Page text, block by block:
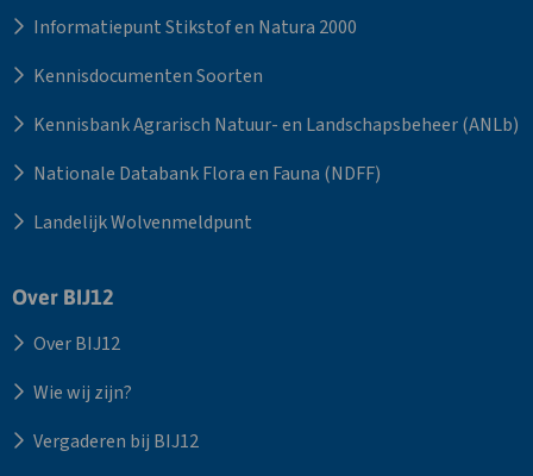
Informatiepunt Stikstof en Natura 2000
Kennisdocumenten Soorten
Kennisbank Agrarisch Natuur- en Landschapsbeheer (ANLb)
Nationale Databank Flora en Fauna (NDFF)
Landelijk Wolvenmeldpunt
Over BIJ12
Over BIJ12
Wie wij zijn?
Vergaderen bij BIJ12